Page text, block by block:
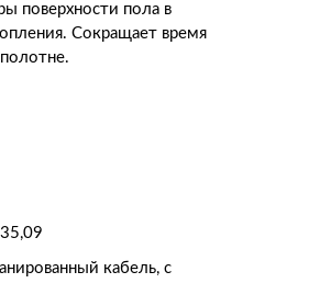
поверхности пола в
Сокращает время
кабель, с